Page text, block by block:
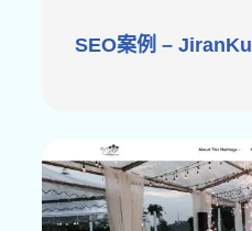
SEO案例 – JiranKu